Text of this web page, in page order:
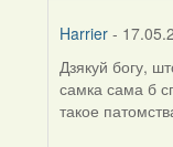
Harrier-
In
reply
to
Дзякуй богу,
самка сама б
такое